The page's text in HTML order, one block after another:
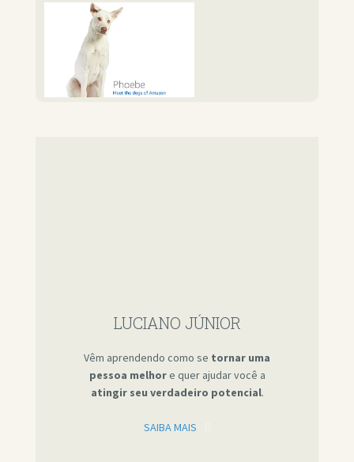
LUCIANO JÚNIOR
Vêm aprendendo como se tornar uma
pessoa melhore quer ajudar você a
atingir seu verdadeiro potencial.
SAIBA MAIS